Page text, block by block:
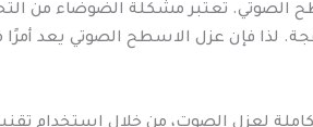
الصوتي. تعتبر مشكلة الضوضاء من
لذا فإن عزل الاسطح الصوتي يعد أمرًا
لعزل الصوت، من خلال استخدام